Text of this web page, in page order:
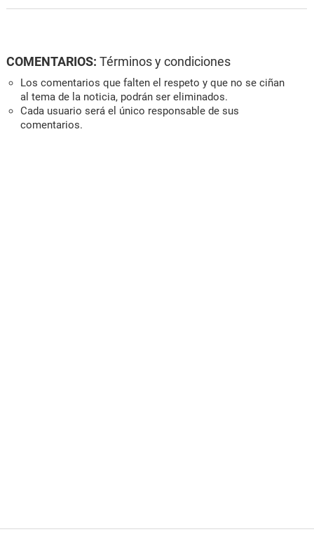
COMENTARIOS: Términos y condiciones
Los comentarios que falten el respeto y que no se ciñan
al tema de la noticia, podrán ser eliminados.
Cada usuario será el único responsable de sus
comentarios.